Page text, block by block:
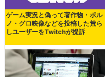
ゲーム実況と偽って著作物・ポル
ノ・グロ映像などを投稿した荒ら
しユーザーをTwitchが提訴